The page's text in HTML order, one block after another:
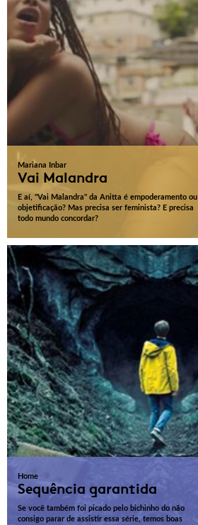
Mariana Inbar
Vai Malandra
E aí, "Vai Malandra" da Anitta é empoderamento ou
objetificação? Mas precisa ser feminista? E precisa
todo mundo concordar?
Home
Sequência garantida
Se você também foi picado pelo bichinho do não
consigo parar de assistir essa série, temos boas